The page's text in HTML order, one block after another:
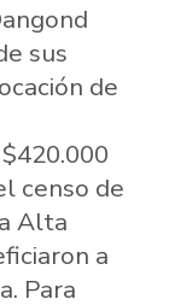
sus
de
censo de
Alta
a
Para